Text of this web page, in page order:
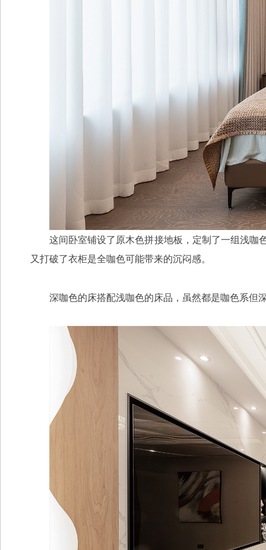
这间卧室铺设了原木色拼接地板，定制了一组浅
又打破了衣柜是全咖色可能带来的沉闷感。
深咖色的床搭配浅咖色的床品，虽然都是咖色系但